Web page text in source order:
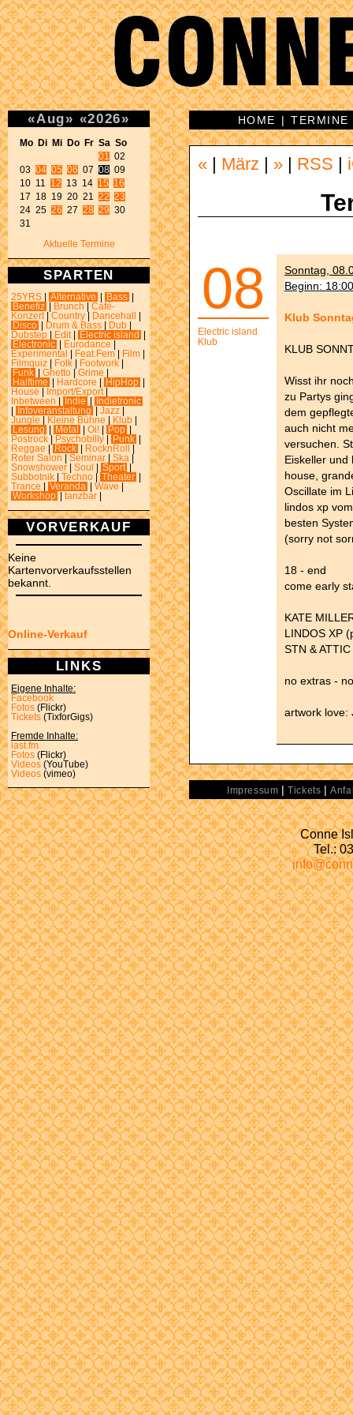
«Aug» «2026»
Mo Di Mi Do Fr Sa So
01
02
03 04 05 06 07 08 09
10 11 12 13 14 15
16
17 18 19 20 21 22 23
24 25 26 27 28 29 30
31
Aktuelle Termine
SPARTEN
25YRS Alternative Bass
Benefiz
Brunch
Café-
Konzert
Country Dancehall
Disco
Drum & Bass Dub
Dubstep
Edit Electric island
Electronic
Eurodance
Experimental
Feat.Fem Film
Filmquiz
Folk Footwork
Funk
Ghetto Grime
Halftime
Hardcore HipHop
House
Import/Export
Inbetween
Indie
Indietronic
Infoveranstaltung Jazz
Jungle
Kleine Bühne Klub
Lesung
Metal Oi! Pop
Postrock
Psychobilly Punk
Reggae
Rock RocknRoll
Roter Salon
Seminar Ska
Snowshower
Soul Sport
Subbotnik
Techno Theater
Trance
Veranda Wave
Workshop
tanzbar
VORVERKAUF
Keine
Kartenvorverkaufsstellen
bekannt.
Online-Verkauf
LINKS
Eigene Inhalte:
Facebook
Fotos (Flickr)
Tickets (TixforGigs)
Fremde Inhalte:
last.fm
Fotos (Flickr)
Videos (YouTube)
Videos (vimeo)
HOME |TERMINE
« März » RSS
08
Electric island
Klub
Sonntag,
Beginn:
Klub
KLUB
Wisst ihr
zu Partys
dem
auch nicht
versuchen.
Eiskeller und
house,
Oscillate im
lindos xp
besten
(sorry not
18 - end
come early
KATE
LINDOS XP
STN &
no extras -
artwork love:
Impressum |Tickets |
Conne
Tel.: